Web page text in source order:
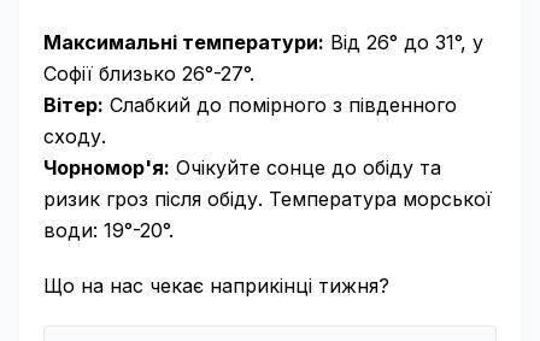
Максимальні температури: Від 26° до 31°, у
Софії близько 26°-27°.
Вітер: Слабкий до помірного з південного
сходу.
Чорномор'я: Очікуйте сонце до обіду та
ризик гроз після обіду. Температура морської
води: 19°-20°.
Що на нас чекає наприкінці тижня?